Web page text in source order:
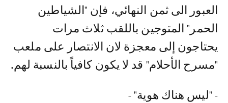
العبور الى ثمن النهائي، فإن "الشياطين
الحمر" المتوجين باللقب ثلاث مرات
يحتاجون إلى معجزة لان الانتصار على ملعب
"مسرح الأحلام" قد لا يكون كافياً بالنسبة لهم.
- "ليس هناك هوية" -